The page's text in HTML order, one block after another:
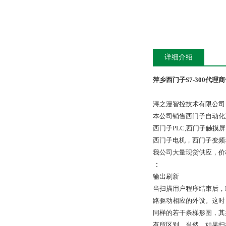
详细介绍
萍乡西门子S7-300代理
浔之漫智控技术有限公
本公司销售西门子自动
西门子PLC,西门子触摸
西门子电机，西门子变
我公司大量现货供应，
：
输出刷新
当扫描用户程序结束后
路驱动相应的外设。这
同样的若干条梯形图，